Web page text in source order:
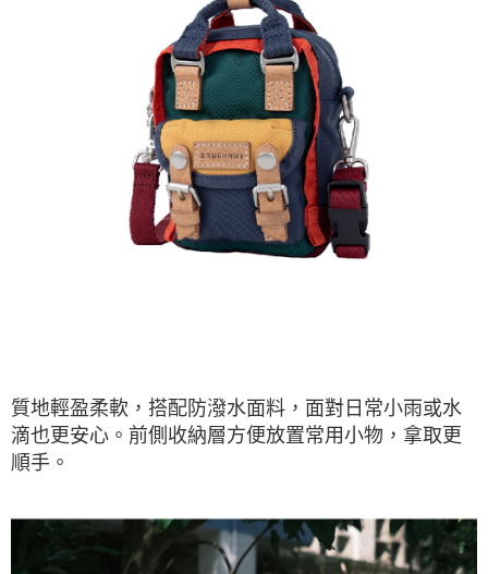
質地輕盈柔軟，搭配防潑水面料，面對日常小雨或水
滴也更安心。前側收納層方便放置常用小物，拿取更
順手。